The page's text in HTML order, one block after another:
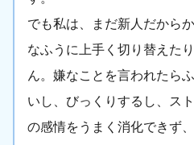
でも私は、まだ新人だから
なふうに上手く切り替えた
ん。嫌なことを言われたら
いし、びっくりするし、ス
の感情をうまく消化できず